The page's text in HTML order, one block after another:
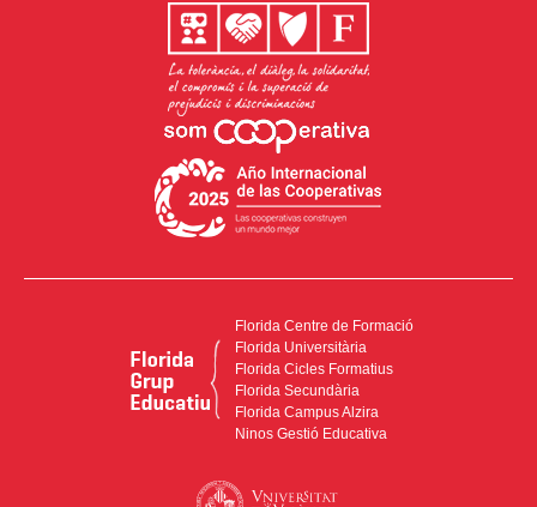
Florida Centre de Formació
Florida Universitària
Florida Cicles Formatius
Florida Secundària
Florida Campus Alzira
Ninos Gestió Educativa